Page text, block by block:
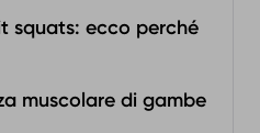
squats: ecco perché
muscolare di gambe